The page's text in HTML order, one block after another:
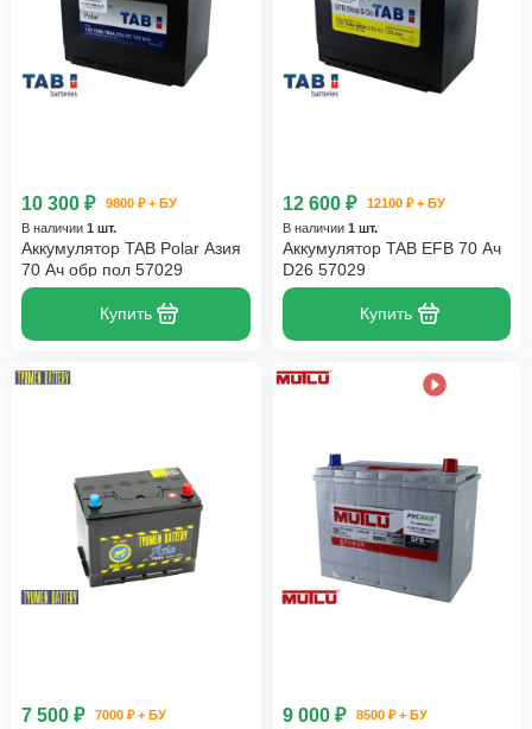
10 300 ₽
9800 ₽ + БУ
В наличии 1 шт.
Аккумулятор TAB Polar Азия
70 Ач обр пол 57029
Купить
12 600 ₽
12100 ₽ + БУ
В наличии 1 шт.
Аккумулятор TAB EFB 70 Ач
D26 57029
Купить
7 500 ₽
7000 ₽ + БУ
9 000 ₽
8500 ₽ + БУ